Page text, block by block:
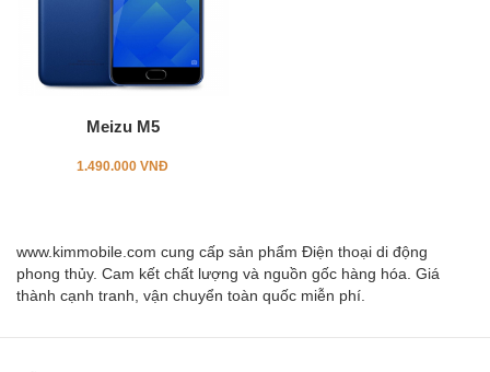
Meizu M5
1.490.000 VNĐ
www.kimmobile.com cung cấp sản phẩm Điện thoại di động
phong thủy. Cam kết chất lượng và nguồn gốc hàng hóa. Giá
thành cạnh tranh, vận chuyển toàn quốc miễn phí.